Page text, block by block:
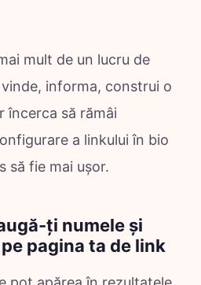
mult de un lucru de
informa, construi o
încerca să rămâi
a linkului în bio
să fie mai ușor.
ți numele și
pagina ta de link